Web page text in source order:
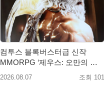
컴투스 블록버스터급 신작
MMORPG ‘제우스: 오만의 신’,
8월 26일 출시!
2026.08.07 조회 101